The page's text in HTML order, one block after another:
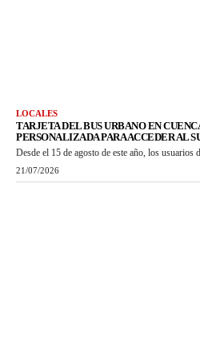
LOCALES
TARJETA DEL BUS URBANO EN
PERSONALIZADA PARA ACCEDER AL
Desde el 15 de agosto de este año, los usuarios
21/07/2026